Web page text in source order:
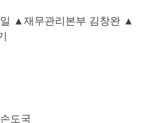
▲재무관리본부 김창완 ▲
도국